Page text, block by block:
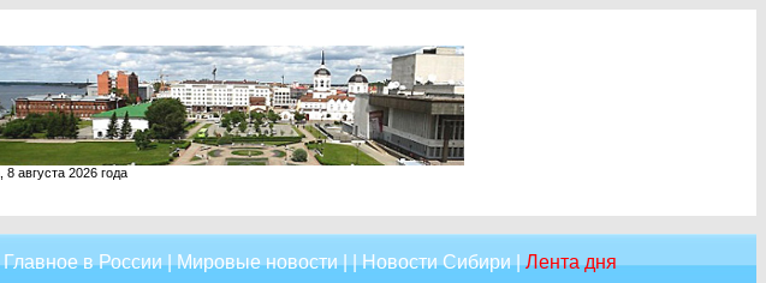
8 августа 2026 года
Главное в России|Мировые новости| |Новости Сибири|Лента дня